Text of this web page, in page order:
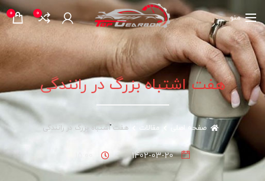
منو 0
0
هفت اشتباه بزرگ در رانندگی
صفحه اصلی مقالات هفت اشتباه بزرگ در رانندگی
1402-03-20